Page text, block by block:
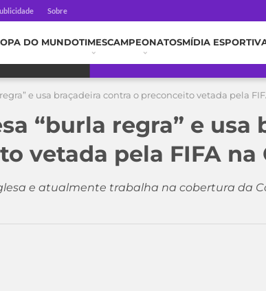
Sobre
DO MUNDOTIMESCAMPEONATOSMÍDIA
e usa braçadeira contra o preconceito vetada pela
“burla regra” e usa
vetada pela FIFA na
e atualmente trabalha na cobertura da